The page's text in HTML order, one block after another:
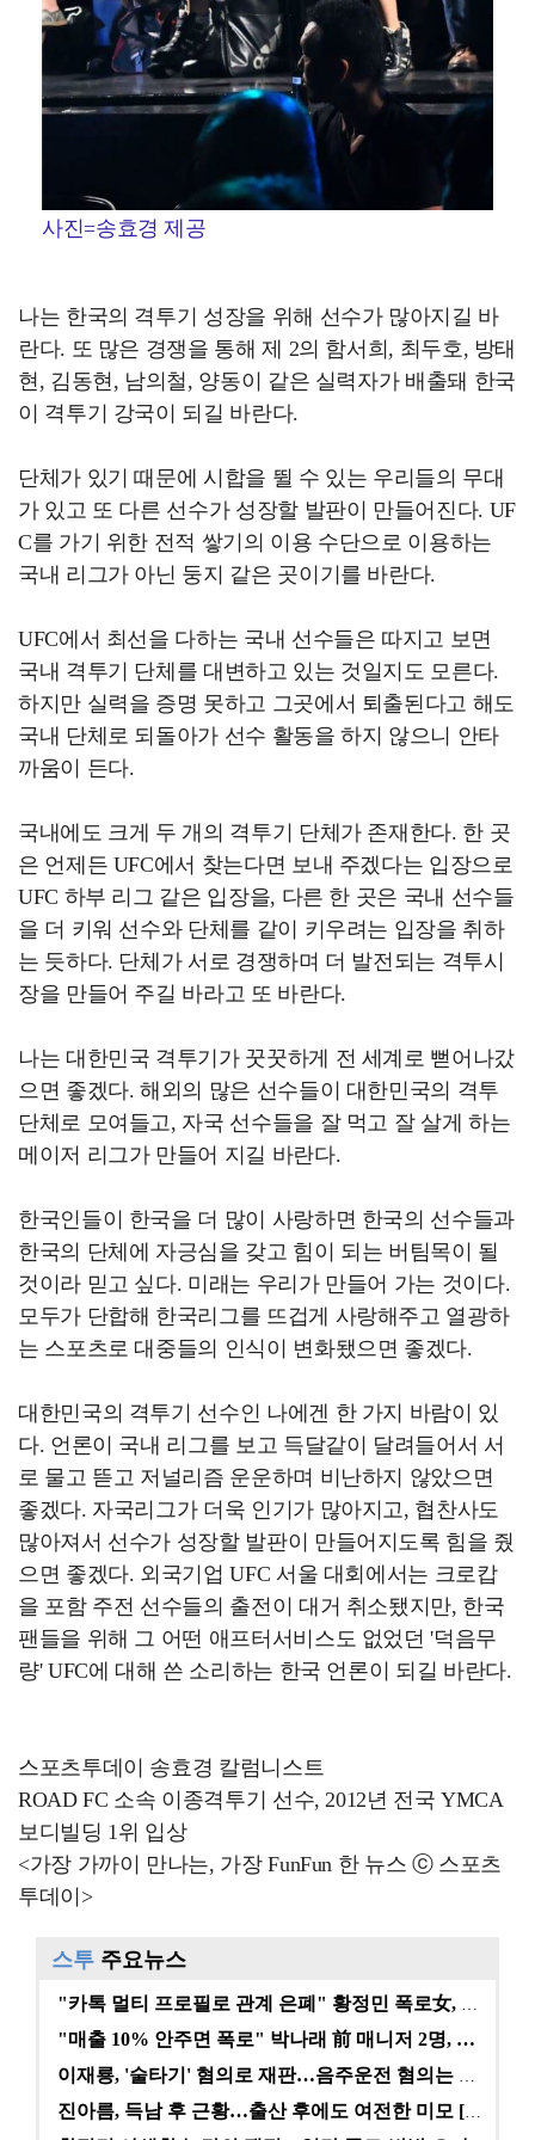
사진=송효경 제공
나는 한국의 격투기 성장을 위해 선수가 많아지길 바
란다. 또 많은 경쟁을 통해 제 2의 함서희, 최두호, 방태
현, 김동현, 남의철, 양동이 같은 실력자가 배출돼 한국
이 격투기 강국이 되길 바란다.
단체가 있기 때문에 시합을 뛸 수 있는 우리들의 무대
가 있고 또 다른 선수가 성장할 발판이 만들어진다. UF
C를 가기 위한 전적 쌓기의 이용 수단으로 이용하는
국내 리그가 아닌 둥지 같은 곳이기를 바란다.
UFC에서 최선을 다하는 국내 선수들은 따지고 보면
국내 격투기 단체를 대변하고 있는 것일지도 모른다.
하지만 실력을 증명 못하고 그곳에서 퇴출된다고 해도
국내 단체로 되돌아가 선수 활동을 하지 않으니 안타
까움이 든다.
국내에도 크게 두 개의 격투기 단체가 존재한다. 한 곳
은 언제든 UFC에서 찾는다면 보내 주겠다는 입장으로
UFC 하부 리그 같은 입장을, 다른 한 곳은 국내 선수들
을 더 키워 선수와 단체를 같이 키우려는 입장을 취하
는 듯하다. 단체가 서로 경쟁하며 더 발전되는 격투시
장을 만들어 주길 바라고 또 바란다.
나는 대한민국 격투기가 꿋꿋하게 전 세계로 뻗어나갔
으면 좋겠다. 해외의 많은 선수들이 대한민국의 격투
단체로 모여들고, 자국 선수들을 잘 먹고 잘 살게 하는
메이저 리그가 만들어 지길 바란다.
한국인들이 한국을 더 많이 사랑하면 한국의 선수들과
한국의 단체에 자긍심을 갖고 힘이 되는 버팀목이 될
것이라 믿고 싶다. 미래는 우리가 만들어 가는 것이다.
모두가 단합해 한국리그를 뜨겁게 사랑해주고 열광하
는 스포츠로 대중들의 인식이 변화됐으면 좋겠다.
대한민국의 격투기 선수인 나에겐 한 가지 바람이 있
다. 언론이 국내 리그를 보고 득달같이 달려들어서 서
로 물고 뜯고 저널리즘 운운하며 비난하지 않았으면
좋겠다. 자국리그가 더욱 인기가 많아지고, 협찬사도
많아져서 선수가 성장할 발판이 만들어지도록 힘을 줬
으면 좋겠다. 외국기업 UFC 서울 대회에서는 크로캅
을 포함 주전 선수들의 출전이 대거 취소됐지만, 한국
팬들을 위해 그 어떤 애프터서비스도 없었던 '덕음무
량' UFC에 대해 쓴 소리하는 한국 언론이 되길 바란다.
스포츠투데이 송효경 칼럼니스트
ROAD FC 소속 이종격투기 선수, 2012년 전국 YMCA
보디빌딩 1위 입상
<가장 가까이 만나는, 가장 FunFun 한 뉴스 ⓒ 스포츠
투데이>
스투 주요뉴스
"매출 10% 안주면 폭로" 박나래 前 매니저 2명, …